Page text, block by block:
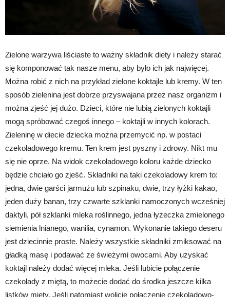
Zielone warzywa liściaste to ważny składnik diety i należy starać
się komponować tak nasze menu, aby było ich jak najwięcej.
Można robić z nich na przykład zielone koktajle lub kremy. W ten
sposób zielenina jest dobrze przyswajana przez nasz organizm i
można zjeść jej dużo. Dzieci, które nie lubią zielonych koktajli
mogą spróbować czegoś innego – koktajli w innych kolorach.
Zieleninę w diecie dziecka można przemycić np. w postaci
czekoladowego kremu. Ten krem jest pyszny i zdrowy. Nikt mu
się nie oprze. Na widok czekoladowego koloru każde dziecko
będzie chciało go zjeść. Składniki na taki czekoladowy krem to:
jedna, dwie garści jarmużu lub szpinaku, dwie, trzy łyżki kakao,
jeden duży banan, trzy czwarte szklanki namoczonych wcześniej
daktyli, pół szklanki mleka roślinnego, jedna łyżeczka zmielonego
siemienia lnianego, wanilia, cynamon. Wykonanie takiego deseru
jest dziecinnie proste. Należy wszystkie składniki zmiksować na
gładką masę i podawać ze świeżymi owocami. Aby uzyskać
koktajl należy dodać więcej mleka. Jeśli lubicie połączenie
czekolady z miętą, to możecie dodać do środka jeszcze kilka
listków mięty. Jeśli natomiast wolicie połączenie czekoladowo-